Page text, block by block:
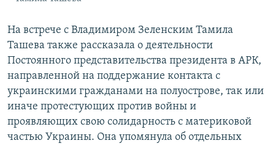
На встрече с Владимиром Зеленским Тамила
Ташева также рассказала о деятельности
Постоянного представительства президента в АРК,
направленной на поддержание контакта с
украинскими гражданами на полуострове, так или
иначе протестующих против войны и
проявляющих свою солидарность с материковой
частью Украины. Она упомянула об отдельных